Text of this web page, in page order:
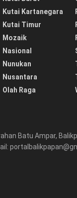
Kutai Kartanegara
Kutai Timur
Mozaik
Nasional
Nunukan
Nusantara
Olah Raga
Batu Ampar,